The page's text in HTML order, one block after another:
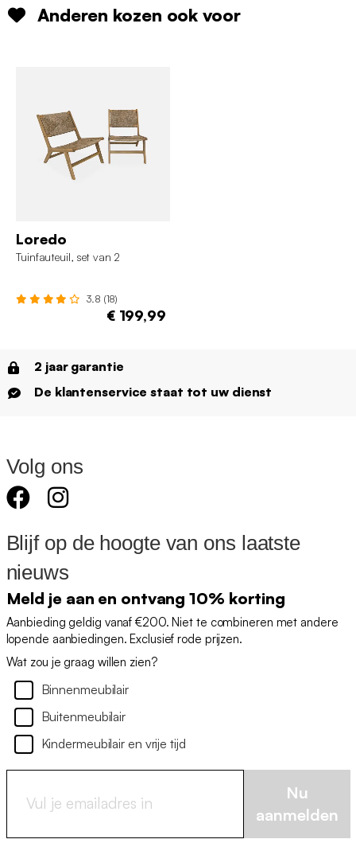
Anderen kozen ook voor
Loredo
Tuinfauteuil, set van 2
3.8 (18)
€ 199,99
2 jaar garantie
De klantenservice staat tot uw dienst
Volg ons
Blijf op de hoogte van ons laatste
nieuws
Meld je aan en ontvang 10% korting
Aanbieding geldig vanaf €200. Niet te combineren met andere
lopende aanbiedingen. Exclusief rode prijzen.
Wat zou je graag willen zien?
Binnenmeubilair
Buitenmeubilair
Kindermeubilair en vrije tijd
Nu
aanmelden